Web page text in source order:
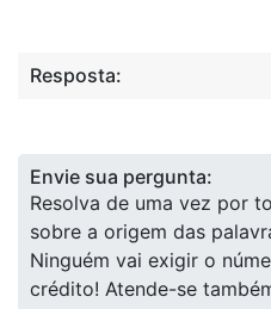
Resposta:
Envie sua pergunta:
Resolva de uma vez por
sobre a origem das
Ninguém vai exigir o
crédito! Atende-se